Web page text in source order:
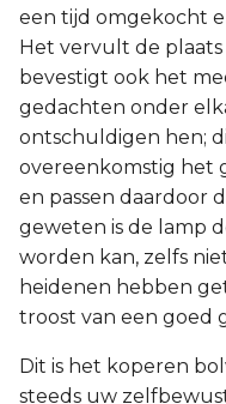
een tijd omgekocht
Het vervult de
bevestigt ook het
gedachten onder
ontschuldigen hen;
overeenkomstig het
en passen daardoor
geweten is de lamp
worden kan, zelfs
heidenen hebben
troost van een goed
Dit is het koperen
steeds uw